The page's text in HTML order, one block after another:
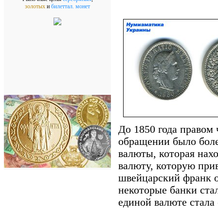
золотых и билеттал. монет
До 1850 года
обращении было
валюты, которая
валюту, которую
швейцарский франк
некоторые банки
единой валюте стала